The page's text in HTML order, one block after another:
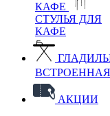
КАФЕ
СТУЛЬЯ ДЛЯ
КАФЕ
АКЦИИ